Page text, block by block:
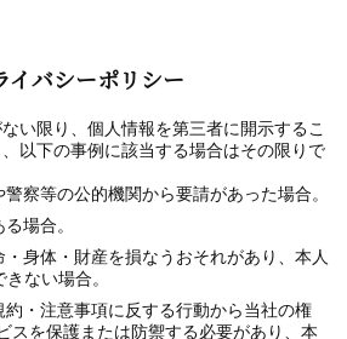
イバシーポリシー
い限り、個人情報を第三者に開示するこ
以下の事例に該当する場合はその限りで
察等の公的機関から要請があった場合。
場合。
身体・財産を損なうおそれがあり、本人
ない場合。
・注意事項に反する行動から当社の権
スを保護または防禦する必要があり、本